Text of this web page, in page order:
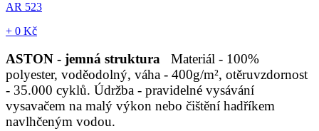
AR 523
+ 0 Kč
ASTON - jemná struktura
Materiál - 100%
polyester, voděodolný, váha - 400g/m², otěruvzdornost
- 35.000 cyklů. Údržba - pravidelné vysávání
vysavačem na malý výkon nebo čištění hadříkem
navlhčeným vodou.